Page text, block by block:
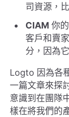
司資源，
CIAM 你
客戶和賣
分，因為
Logto 因為各
一篇文章來探
意識到在團隊
樣在將我們的